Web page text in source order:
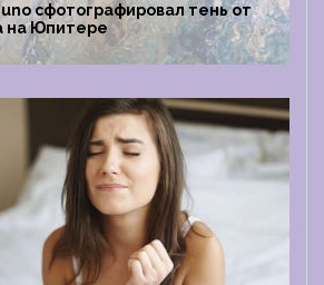
сфотографировал тень от
на Юпитере